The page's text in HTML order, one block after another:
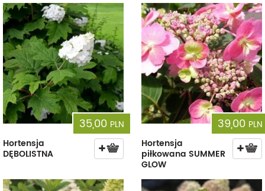
35,00 PLN
Hortensja
DĘBOLISTNA
39,00 PLN
Hortensja
piłkowana SUMMER
GLOW